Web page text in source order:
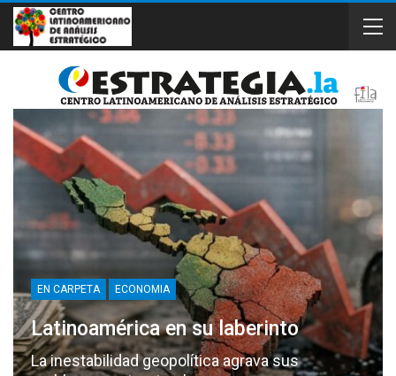
EN CARPETA ECONOMIA
Latinoamérica en su laberinto
La inestabilidad geopolítica agrava sus